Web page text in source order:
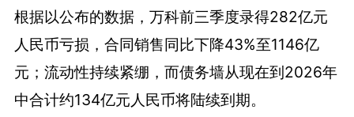
根据以公布的数据，万科前三季度录得282亿元
人民币亏损，合同销售同比下降43%至1146亿
元；流动性持续紧绷，而债务墙从现在到2026年
中合计约134亿元人民币将陆续到期。